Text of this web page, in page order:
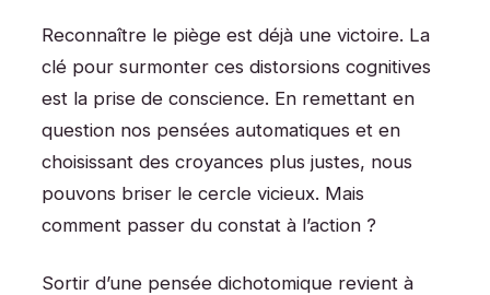
Reconnaître le piège est déjà une victoire. La
clé pour surmonter ces distorsions cognitives
est la prise de conscience. En remettant en
question nos pensées automatiques et en
choisissant des croyances plus justes, nous
pouvons briser le cercle vicieux. Mais
comment passer du constat à l’action ?
Sortir d’une pensée dichotomique revient à